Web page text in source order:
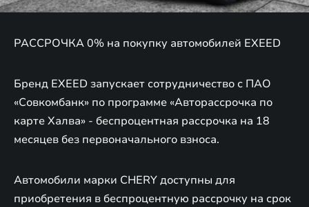
РАССРОЧКА 0% на покупку автомобилей EXEED
Бренд EXEED запускает сотрудничество с ПАО
«Совкомбанк» по программе «Авторассрочка по
карте Халва» - беспроцентная рассрочка на 18
месяцев без первоначального взноса.
Автомобили марки CHERY доступны для
приобретения в беспроцентную рассрочку на срок